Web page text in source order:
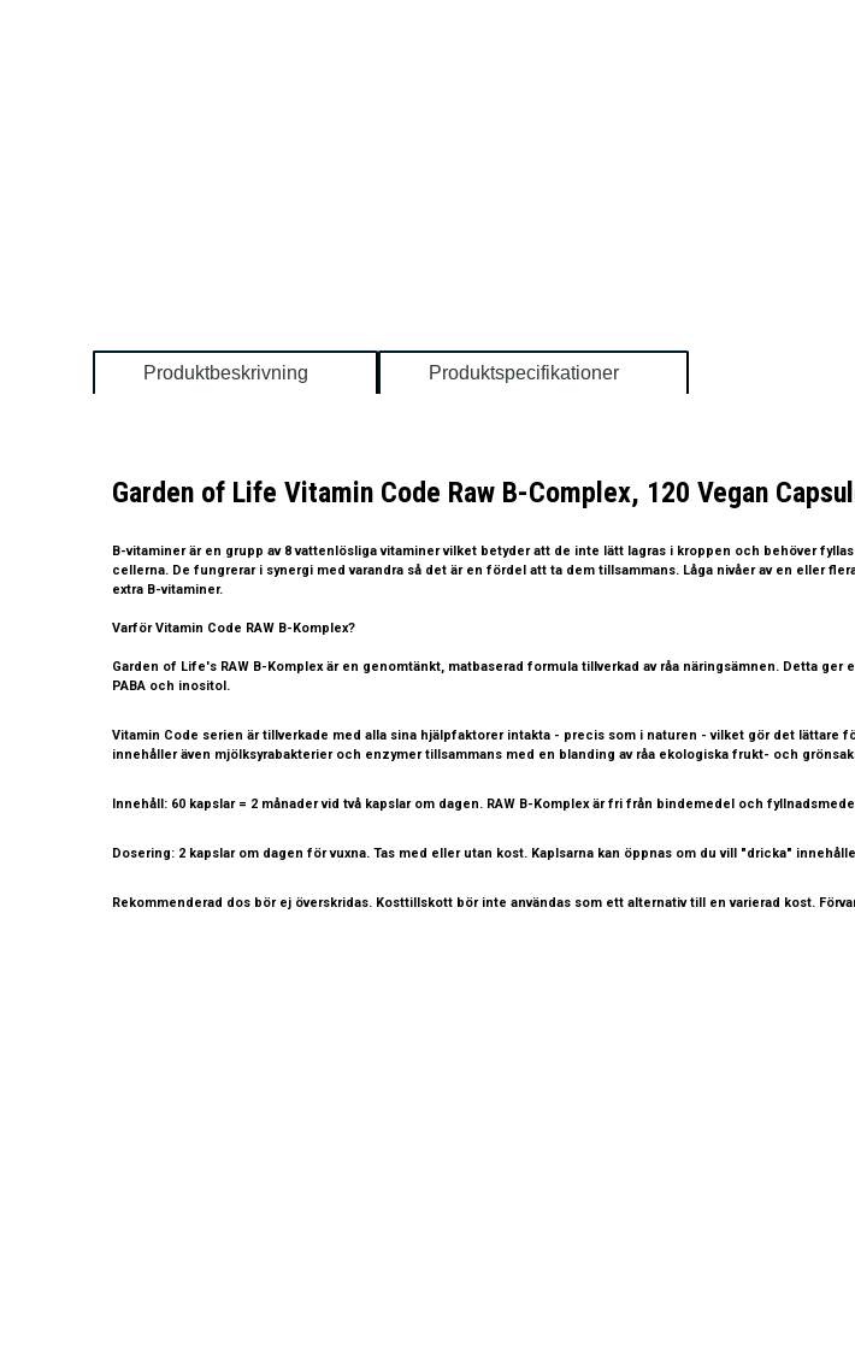
Produktbeskrivning Produktspecifikationer
Garden of Life Vitamin Code Raw B-Complex, 120 Vegan
B-vitaminer är en grupp av 8 vattenlösliga vitaminer vilket betyder att de inte lätt lagras i kroppen och behöver
cellerna. De fungrerar i synergi med varandra så det är en fördel att ta dem tillsammans. Låga nivåer av en eller
extra B-vitaminer.
Varför Vitamin Code RAW B-Komplex?
Garden of Life's RAW B-Komplex är en genomtänkt, matbaserad formula tillverkad av råa näringsämnen. Detta
PABA och inositol.
Vitamin Code serien är tillverkade med alla sina hjälpfaktorer intakta - precis som i naturen - vilket gör det lättare
innehåller även mjölksyrabakterier och enzymer tillsammans med en blanding av råa ekologiska frukt- och
Innehåll: 60 kapslar = 2 månader vid två kapslar om dagen. RAW B-Komplex är fri från bindemedel och
Dosering: 2 kapslar om dagen för vuxna. Tas med eller utan kost. Kaplsarna kan öppnas om du vill "dricka"
Rekommenderad dos bör ej överskridas. Kosttillskott bör inte användas som ett alternativ till en varierad kost.